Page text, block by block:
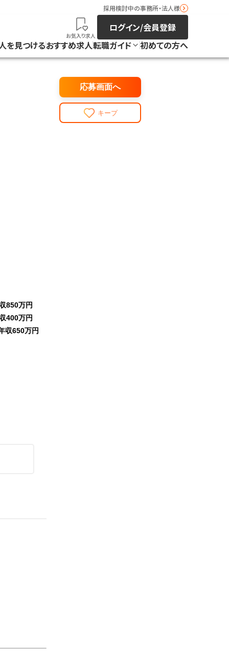
採用検討中の事務所・法人様
お気入り求人
ログイン/会員登録
を見つけるおすすめ求人転職ガイド 初めての方へ
850万円
400万円
収650万円
キープ
応募画面へ